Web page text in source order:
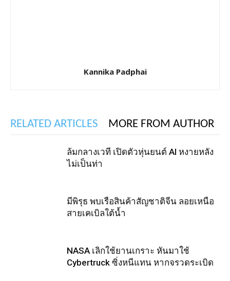
Kannika Padphai
RELATED ARTICLES MORE FROM AUTHOR
ล้มกลางเวที เปิดตัวหุ่นยนต์ AI หงายหลัง
ไม่เป็นท่า
มีพิรุธ พบเรือสินค้าสัญชาติจีน ลอยเหนือ
สายเคเบิลใต้น้ำ
NASA เลิกใช้ยานเกราะ หันมาใช้
Cybertruck ซิ่งหนีแทน หากจรวดระเบิด